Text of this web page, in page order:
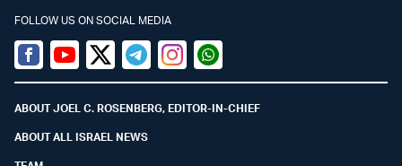
FOLLOW US ON SOCIAL MEDIA
Facebook
YoutubeTwitter (X)
TelegramInstagramWhatsapp
ABOUT JOEL C. ROSENBERG, EDITOR-IN-CHIEF
ABOUT ALL ISRAEL NEWS